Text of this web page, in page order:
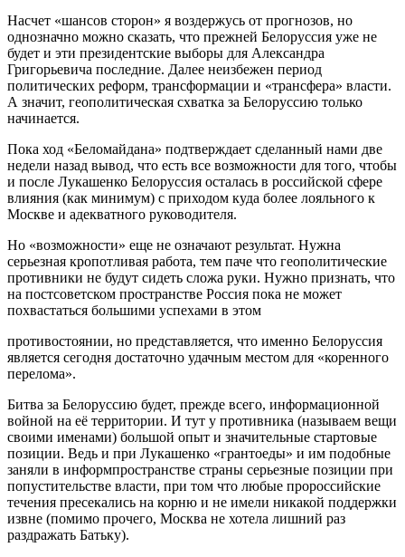
Насчет «шансов сторон» я воздержусь от прогнозов, но
однозначно можно сказать, что прежней Белоруссия уже не
будет и эти президентские выборы для Александра
Григорьевича последние. Далее неизбежен период
политических реформ, трансформации и «трансфера» власти.
А значит, геополитическая схватка за Белоруссию только
начинается.
Пока ход «Беломайдана» подтверждает сделанный нами две
недели назад вывод, что есть все возможности для того, чтобы
и после Лукашенко Белоруссия осталась в российской сфере
влияния (как минимум) с приходом куда более лояльного к
Москве и адекватного руководителя.
Но «возможности» еще не означают результат. Нужна
серьезная кропотливая работа, тем паче что геополитические
противники не будут сидеть сложа руки. Нужно признать, что
на постсоветском пространстве Россия пока не может
похвастаться большими успехами в этом
противостоянии, но представляется, что именно Белоруссия
является сегодня достаточно удачным местом для «коренного
перелома».
Битва за Белоруссию будет, прежде всего, информационной
войной на её территории. И тут у противника (называем вещи
своими именами) большой опыт и значительные стартовые
позиции. Ведь и при Лукашенко «грантоеды» и им подобные
заняли в информпространстве страны серьезные позиции при
попустительстве власти, при том что любые пророссийские
течения пресекались на корню и не имели никакой поддержки
извне (помимо прочего, Москва не хотела лишний раз
раздражать Батьку).